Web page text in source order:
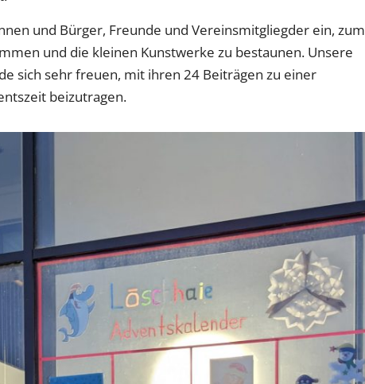
und Bürger, Freunde und Vereinsmitgliegder ein, zum
und die kleinen Kunstwerke zu bestaunen. Unsere
sich sehr freuen, mit ihren 24 Beiträgen zu einer
beizutragen.